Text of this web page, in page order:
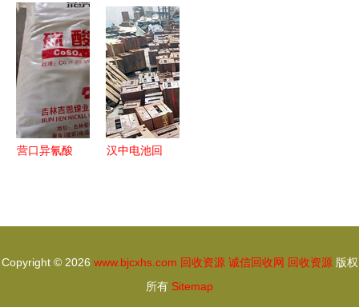
资源回收行
业发展报告
（2020）》
解读
2024年值
得珍藏的三
只潜力标的
营口异氰酸
汉中电池回
Copyright © 2026 www.bjcxhs.com 回收资源 诚信回收网 回收资源版权
所有 Sitemap